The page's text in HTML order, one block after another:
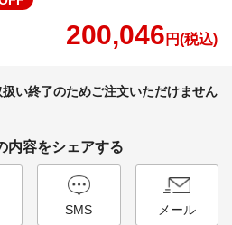
200,046 円(税込)
扱い終了のためご注文いただけません
内容をシェアする
SMS メール